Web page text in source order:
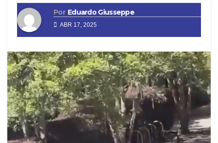
Por Eduardo Giusseppe
ABR 17, 2025